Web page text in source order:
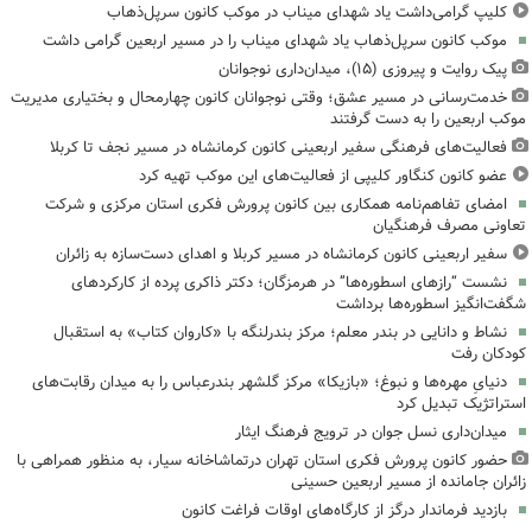
کلیپ گرامی‌داشت یاد شهدای میناب در موکب کانون سرپل‌ذهاب
موکب کانون سرپل‌ذهاب یاد شهدای میناب را در مسیر اربعین گرامی داشت
پیک روایت و پیروزی (۱۵)، میدان‌داری نوجوانان
خدمت‌رسانی در مسیر عشق؛ وقتی نوجوانان کانون چهارمحال و بختیاری مدیریت
موکب اربعین را به دست گرفتند
فعالیت‌های فرهنگی سفیر اربعینی کانون کرمانشاه در مسیر نجف تا کربلا
عضو کانون کنگاور کلیپی از فعالیت‌های این موکب تهیه کرد
امضای تفاهم‌نامه همکاری بین کانون پرورش فکری استان مرکزی و شرکت
تعاونی مصرف فرهنگیان
سفیر اربعینی کانون کرمانشاه در مسیر کربلا و اهدای دست‌سازه به زائران
نشست “رازهای اسطوره‌ها” در هرمزگان؛ دکتر ذاکری پرده از کارکردهای
شگفت‌انگیز اسطوره‌ها برداشت
نشاط و دانایی در بندر معلم؛ مرکز بندرلنگه با «کاروان کتاب» به استقبال
کودکان رفت
دنیایِ مهره‌ها و نبوغ؛ «بازیکا» مرکز گلشهر بندرعباس را به میدان رقابت‌های
استراتژیک تبدیل کرد
میدان‌داری نسل جوان در ترویج فرهنگ ایثار
حضور کانون پرورش فکری استان تهران درتماشاخانه سیار، به منظور همراهی با
زائران جامانده از مسیر اربعین حسینی
بازدید فرماندار درگز از کارگاه‌های اوقات فراغت کانون